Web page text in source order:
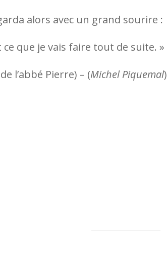
alors avec un grand sourire :
ce que je vais faire tout de suite. »
l’abbé Pierre) – (Michel Piquemal)